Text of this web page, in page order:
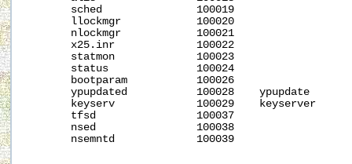
       sched               100019
       llockmgr            100020
       nlockmgr            100021
       x25.inr             100022
       statmon             100023
       status              100024
       bootparam           100026
       ypupdated           100028    ypupdate
       keyserv             100029    keyserver
       tfsd                100037
       nsed                100038
       nsemntd             100039